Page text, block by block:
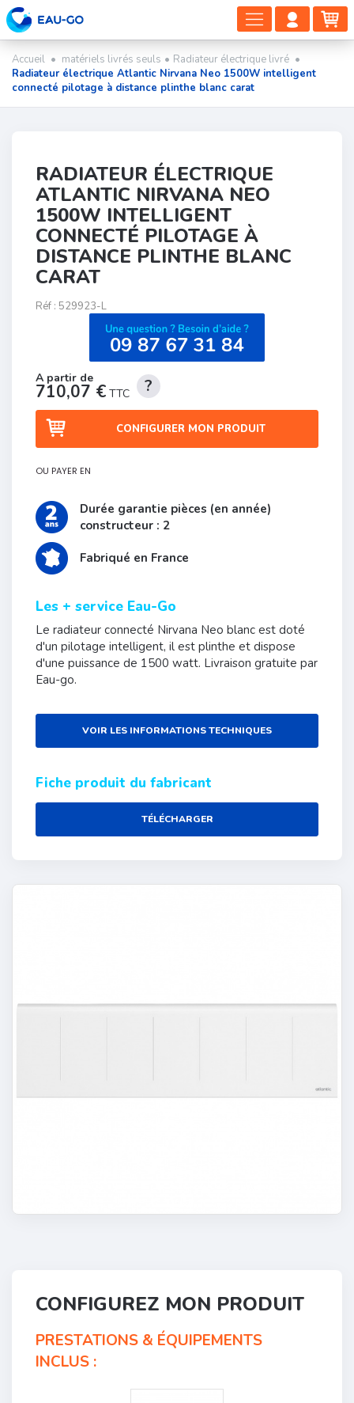
DÉPLIER
LA
Accueil • matériels livrés seuls • Radiateur électrique livré •
Radiateur électrique Atlantic Nirvana Neo 1500W intelligent
connecté pilotage à distance plinthe blanc carat
RADIATEUR ÉLECTRIQUE
ATLANTIC NIRVANA NEO
1500W INTELLIGENT
CONNECTÉ PILOTAGE À
DISTANCE PLINTHE BLANC
CARAT
Réf : 529923-L
710,07 € TTC
CONFIGURER MON PRODUIT
OU PAYER EN
Durée garantie pièces (en année)
constructeur : 2
Fabriqué en France
Les + service Eau-Go
Le radiateur connecté Nirvana Neo blanc est doté
d'un pilotage intelligent, il est plinthe et dispose
d'une puissance de 1500 watt. Livraison gratuite par
Eau-go.
VOIR LES INFORMATIONS TECHNIQUES
Fiche produit du fabricant
TÉLÉCHARGER
CONFIGUREZ MON PRODUIT
PRESTATIONS & ÉQUIPEMENTS
INCLUS :